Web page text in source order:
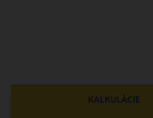
KALKULÁCIE